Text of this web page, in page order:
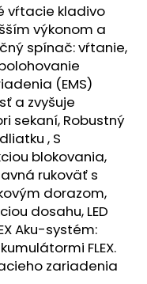
vŕtacie kladivo
výkonom a
spínač: vŕtanie,
(EMS)
a zvyšuje
sekaní, Robustný
, S
blokovania,
rukoväť s
dorazom,
dosahu, LED
Aku-systém:
FLEX.
zariadenia